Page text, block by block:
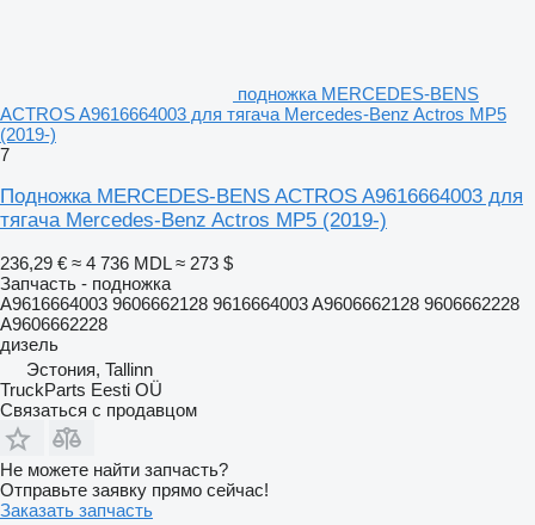
подножка MERCEDES-BENS
ACTROS A9616664003 для тягача Mercedes-Benz Actros MP5
(2019-)
7
Подножка MERCEDES-BENS ACTROS A9616664003 для
тягача Mercedes-Benz Actros MP5 (2019-)
236,29 € ≈ 4 736 MDL ≈ 273 $
Запчасть - подножка
A9616664003 9606662128 9616664003 A9606662128 9606662228
A9606662228
дизель
Эстония, Tallinn
TruckParts Eesti OÜ
Связаться с продавцом
Не можете найти запчасть?
Отправьте заявку прямо сейчас!
Заказать запчасть